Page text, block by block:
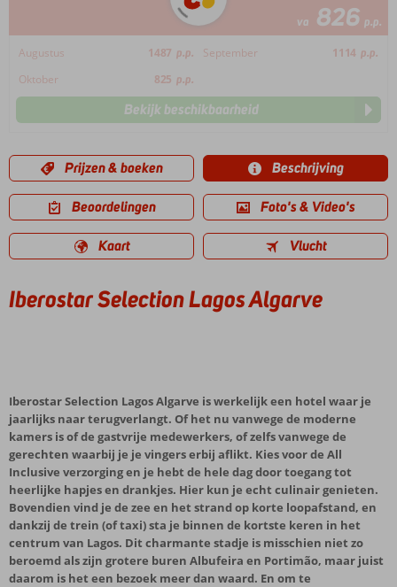
va 826 p.p.
Augustus 1487 p.p. September 1114 p.p.
Oktober
825 p.p.
Bekijk beschikbaarheid
Prijzen & boeken Beschrijving
Beoordelingen Foto's & Video's
Kaart Vlucht
Iberostar Selection Lagos Algarve
Iberostar Selection Lagos Algarve is werkelijk een hotel waar je
jaarlijks naar terugverlangt. Of het nu vanwege de moderne
kamers is of de gastvrije medewerkers, of zelfs vanwege de
gerechten waarbij je je vingers erbij aflikt. Kies voor de All
Inclusive verzorging en je hebt de hele dag door toegang tot
heerlijke hapjes en drankjes. Hier kun je echt culinair genieten.
Bovendien vind je de zee en het strand op korte loopafstand, en
dankzij de trein (of taxi) sta je binnen de kortste keren in het
centrum van Lagos. Dit charmante stadje is misschien niet zo
beroemd als zijn grotere buren Albufeira en Portimão, maar juist
daarom is het een bezoek meer dan waard. En om te